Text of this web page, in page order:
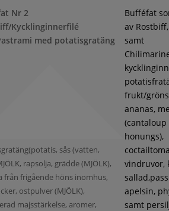
Nr 2
Kycklinginnerfilé
med potatisgratäng
sås (vatten,
rapsolja, grädde (MJÖLK),
från frigående höns inomhus,
ostpulver (MJÖLK),
majsstärkelse, aromer,
Bufféfat
av
samt
frukt/
ananas,
(cantaloup
honungs),
vindruvor,
apelsin,
samt